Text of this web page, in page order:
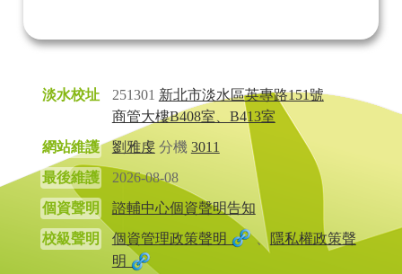
淡水校址 251301 新北市淡水區英專路151號
商管大樓B408室、B413室
網站維護
劉雅虔分機 3011
最後維護
2026-08-08
個資聲明
諮輔中心個資聲明告知
校級聲明
個資管理政策聲明 、 隱私權政策聲
明